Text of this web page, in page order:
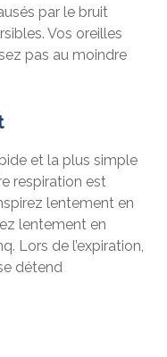
par le bruit
Vos oreilles
pas au moindre
et la plus simple
respiration est
lentement en
lentement en
Lors de l’expiration,
détend